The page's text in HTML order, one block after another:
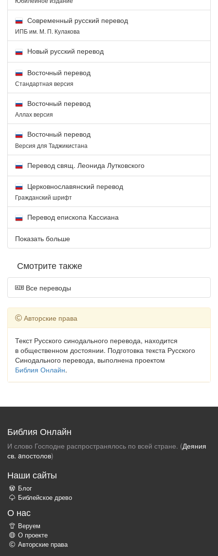
Современный русский перевод
ИПБ им. М. П. Кулакова
Новый русский перевод
Восточный перевод
Стандартная версия
Восточный перевод
Аллах версия
Восточный перевод
Версия для Таджикистана
Перевод свящ. Леонида Лутковского
Церковнославянский перевод
Гражданский шрифт
Перевод епископа Кассиана
Показать больше
Смотрите также
Все переводы
Авторские права
Текст Русского синодального перевода, находится
в общественном достоянии. Подготовка текста Русского
Синодального перевода, выполнена проектом
Библия Онлайн.
Библия Онлайн
И слово Господне распространялось по всей стране. (Деяния
св. aпостолов)
Наши сайты
Блог
Библейское древо
О нас
Веруем
О проекте
Авторские права